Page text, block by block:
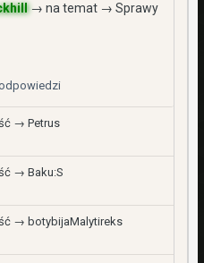
→ na temat → Sprawy
→ Petrus
→ Baku:S
→ botybijaMalytireks